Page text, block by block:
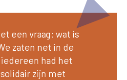
een vraag: wat is
zaten net in de
had het
zijn met